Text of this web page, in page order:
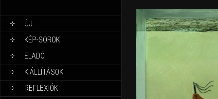
ÚJ
KÉP-SOROK
ELADÓ
KIÁLLÍTÁSOK
REFLEXIÓK